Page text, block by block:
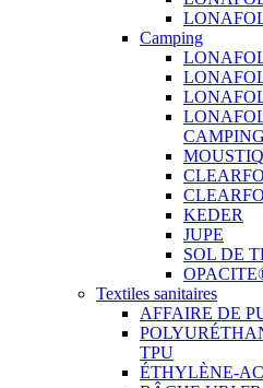
Camping
CAMPING
KEDER
JUPE
SOL DE
Textiles sanitaires
AFFAIRE DE
TPU
ÉTHYLÈNE-